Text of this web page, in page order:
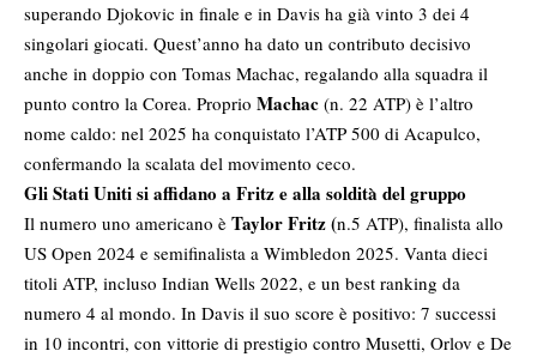
superando Djokovic in finale e in Davis ha già vinto 3 dei 4
singolari giocati. Quest’anno ha dato un contributo decisivo
anche in doppio con Tomas Machac, regalando alla squadra il
punto contro la Corea. Proprio Machac (n. 22 ATP) è l’altro
nome caldo: nel 2025 ha conquistato l’ATP 500 di Acapulco,
confermando la scalata del movimento ceco.
Gli Stati Uniti si affidano a Fritz e alla soldità del gruppo
Il numero uno americano è Taylor Fritz (n.5 ATP), finalista allo
US Open 2024 e semifinalista a Wimbledon 2025. Vanta dieci
titoli ATP, incluso Indian Wells 2022, e un best ranking da
numero 4 al mondo. In Davis il suo score è positivo: 7 successi
in 10 incontri, con vittorie di prestigio contro Musetti, Orlov e De